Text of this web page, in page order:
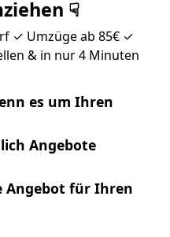
☟
✓ Umzüge ab 85€ ✓
& in nur 4 Minuten
es um Ihren
Angebote
Angebot für Ihren